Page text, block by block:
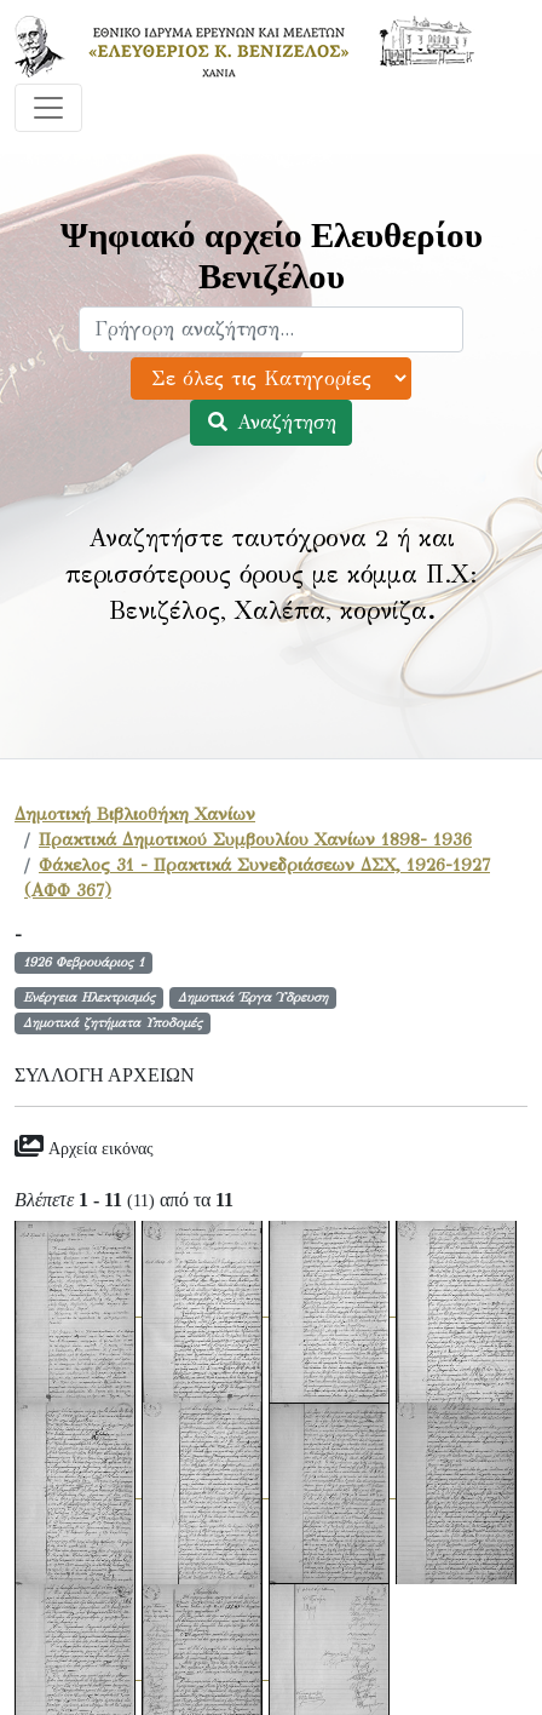
Ψηφιακό αρχείο Ελευθερίου
Βενιζέλου
Αναζήτηση
Αναζητήστε ταυτόχρονα 2 ή και
περισσότερους όρους με κόμμα Π.Χ:
Βενιζέλος, Χαλέπα, κορνίζα.
Δημοτική Βιβλιοθήκη Χανίων
Πρακτικά Δημοτικού Συμβουλίου Χανίων 1898- 1936
Φάκελος 31 - Πρακτικά Συνεδριάσεων ΔΣΧ, 1926-1927
(ΑΦΦ 367)
-
1926 Φεβρουάριος 1
Ενέργεια Ηλεκτρισμός
Δημοτικά Έργα Ύδρευση
Δημοτικά ζητήματα Υποδομές
ΣΥΛΛΟΓΉ ΑΡΧΕΊΩΝ
Αρχεία εικόνας
Βλέπετε 1 - 11 (11) από τα 11